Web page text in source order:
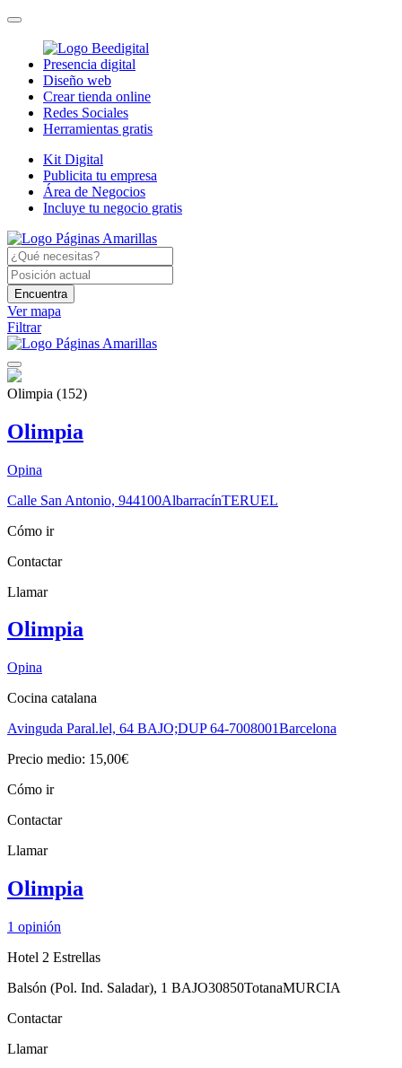
Presencia digital
Diseño web
Crear tienda online
Redes Sociales
Herramientas gratis
Kit Digital
Publicita tu empresa
Área de Negocios
Incluye tu negocio gratis
Encuentra
Ver mapa
Filtrar
Olimpia (152)
Olimpia
Opina
Calle San Antonio, 944100AlbarracínTERUEL
Cómo ir
Contactar
Llamar
Olimpia
Opina
Cocina catalana
Avinguda Paral.lel, 64 BAJO;DUP 64-7008001Barcelona
Precio medio: 15,00€
Cómo ir
Contactar
Llamar
Olimpia
1 opinión
Hotel 2 Estrellas
Balsón (Pol. Ind. Saladar), 1 BAJO30850TotanaMURCIA
Contactar
Llamar